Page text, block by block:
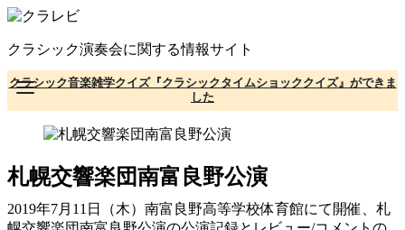
コ
テ
ン
ツ
へ
クラシック演奏会に関する情報サイト
クラシック音楽雑学クイズ『クラシックタイムショッククイズ』ができま
した
札幌交響楽団南富良野公演
2019年7月11日（木）南富良野高等学校体育館にて開催、札